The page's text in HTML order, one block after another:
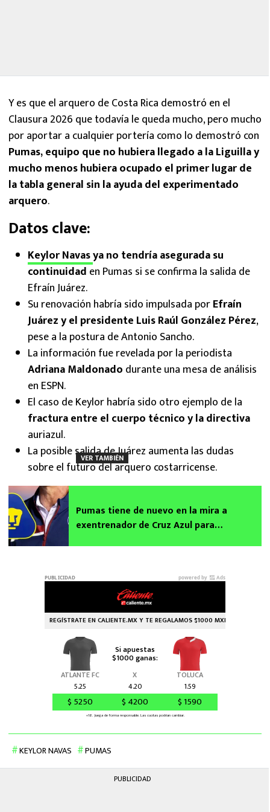
Y es que el arquero de Costa Rica demostró en el
Clausura 2026 que todavía le queda mucho, pero mucho
por aportar a cualquier portería como lo demostró con
Pumas, equipo que no hubiera llegado a la Liguilla y
mucho menos hubiera ocupado el primer lugar de
la tabla general sin la ayuda del experimentado
arquero.
Datos clave:
Keylor Navasya no tendría asegurada su
continuidad en Pumas si se confirma la salida de
Efraín Juárez.
Su renovación habría sido impulsada porEfraín
Juárez y el presidente Luis Raúl González Pérez,
pese a la postura de Antonio Sancho.
La información fue revelada por la periodista
Adriana Maldonado durante una mesa de análisis
en ESPN.
El caso de Keylor habría sido otro ejemplo de la
fractura entre el cuerpo técnico y la directiva
auriazul.
La posible salida de Juárez aumenta las dudas
sobre el futuro del arquero costarricense.
VER TAMBIÉN
Pumas tiene de nuevo en la mira a
exentrenador de Cruz Azul para
KEYLOR NAVAS PUMAS
PUBLICIDAD